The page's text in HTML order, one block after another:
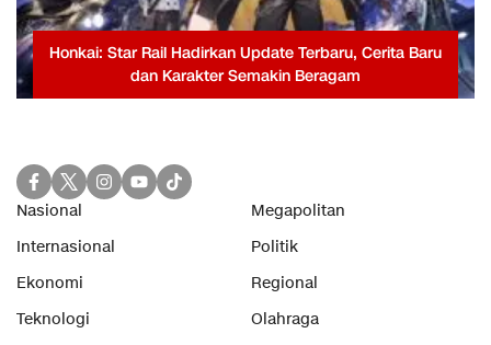
Honkai: Star Rail Hadirkan Update Terbaru, Cerita Baru
dan Karakter Semakin Beragam
Nasional
Megapolitan
Internasional
Politik
Ekonomi
Regional
Teknologi
Olahraga